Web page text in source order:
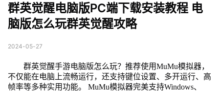
群英觉醒电脑版PC端下载安装教程 电
脑版怎么玩群英觉醒攻略
2024-05-27
群英觉醒手游电脑版怎么玩？推荐使用MuMu模拟器，
不仅能在电脑上流畅运行，还支持键位设置、多开运行、高
帧率等多种实用功能。 MuMu模拟器完美支持Windows、